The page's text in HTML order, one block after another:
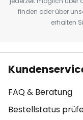
finden oder über
erhalten
FAQ & Beratung
Bestellstatus